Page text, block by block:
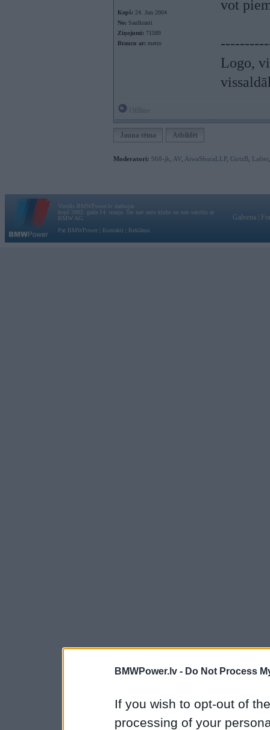
BMWPower.lv - Do Not Process
If you wish to opt-out of
processing of your
Kopš: 24. Jun 2004
No: Saulkrasti
Ziņojumi: 71589
Braucu ar: metro
vot
Logo,
Jauna tēma Atbildēt
Moderatori: 968-jk AV AiwaShuraLLP, GirtzB Lafter
Vortāls BMWPower.lv darbojas
kopš 2002. gada 14. maija. Tas nav auto klubs un nav saistīts ar
BMW AG.
Par BMWPower
Kontakti Reklāma
Galvena